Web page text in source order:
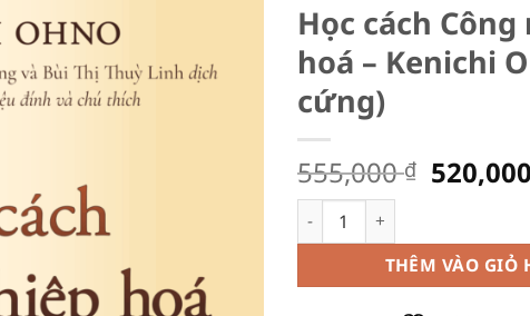
Wishlist
Học cách
hoá – Kenichi
cứng)
555,000₫ Giá
Học cách Công nghiệp hoá -
THÊM VÀO GIỎ